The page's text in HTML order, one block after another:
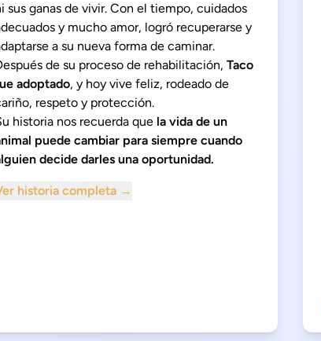
sus ganas de vivir. Con el tiempo, cuidados
y mucho amor, logró recuperarse y
a su nueva forma de caminar.
de su proceso de rehabilitación, Taco
adoptado, y hoy vive feliz, rodeado de
respeto y protección.
historia nos recuerda que la vida de un
puede cambiar para siempre cuando
decide darles una oportunidad.
historia completa →